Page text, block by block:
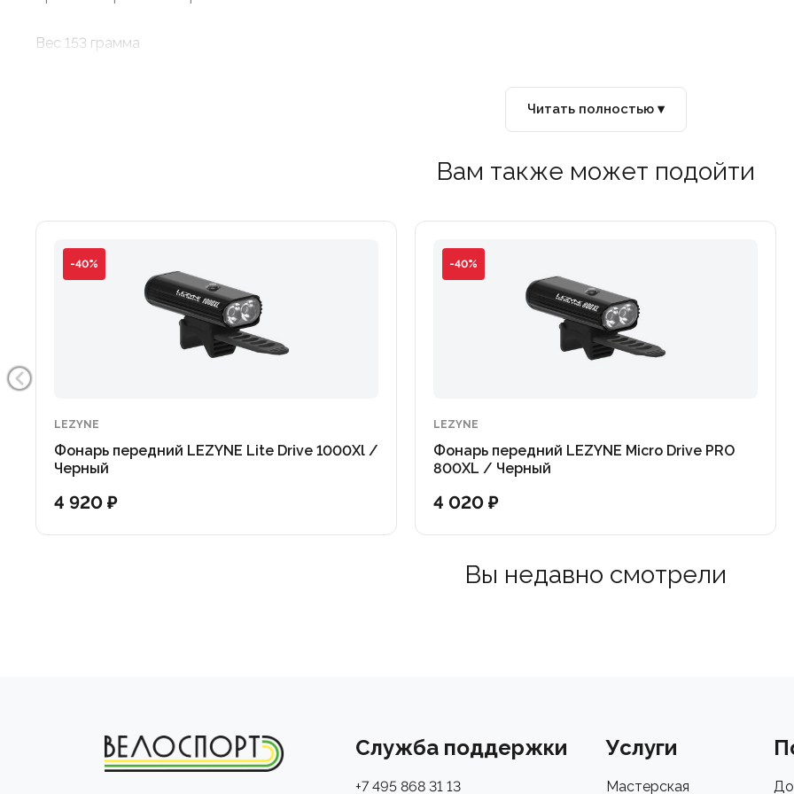
Вес 153 грамма
Читать полностью ▾
Вам также может подойти
-40%
LEZYNE
Фонарь передний LEZYNE Lite Drive 1000Xl /
Черный
4 920 ₽
-40%
LEZYNE
Фонарь передний LEZYNE Micro Drive PRO
800XL / Черный
4 020 ₽
Вы недавно смотрели
Служба поддержки
+7 495 868 31 13
Услуги
Мастерская